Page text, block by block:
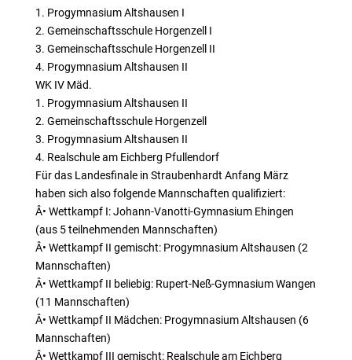
1. Progymnasium Altshausen I
2. Gemeinschaftsschule Horgenzell I
3. Gemeinschaftsschule Horgenzell II
4. Progymnasium Altshausen II
WK IV Mäd.
1. Progymnasium Altshausen II
2. Gemeinschaftsschule Horgenzell
3. Progymnasium Altshausen II
4. Realschule am Eichberg Pfullendorf
Für das Landesfinale in Straubenhardt Anfang März
haben sich also folgende Mannschaften qualifiziert:
Â• Wettkampf I: Johann-Vanotti-Gymnasium Ehingen
(aus 5 teilnehmenden Mannschaften)
Â• Wettkampf II gemischt: Progymnasium Altshausen (2
Mannschaften)
Â• Wettkampf II beliebig: Rupert-Neß-Gymnasium Wangen
(11 Mannschaften)
Â• Wettkampf II Mädchen: Progymnasium Altshausen (6
Mannschaften)
Â• Wettkampf III gemischt: Realschule am Eichberg